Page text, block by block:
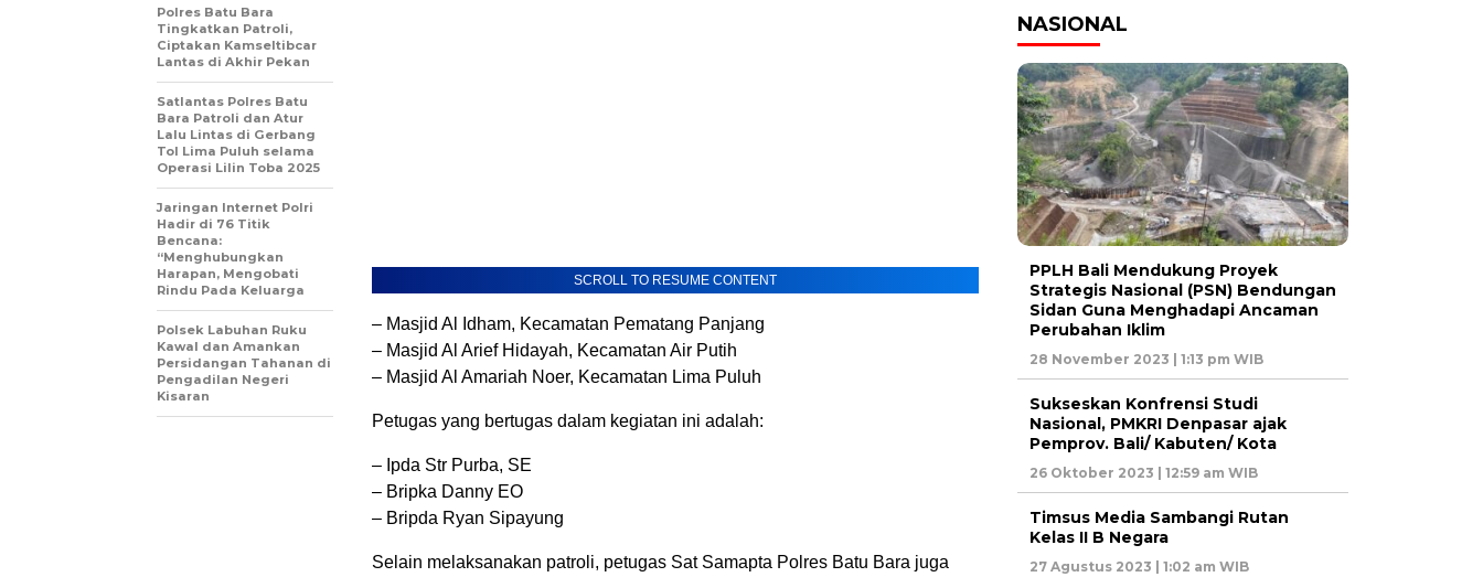
SCROLL TO RESUME CONTENT
– Masjid Al Idham, Kecamatan Pematang Panjang
– Masjid Al Arief Hidayah, Kecamatan Air Putih
– Masjid Al Amariah Noer, Kecamatan Lima Puluh
Petugas yang bertugas dalam kegiatan ini adalah:
– Ipda Str Purba, SE
– Bripka Danny EO
– Bripda Ryan Sipayung
Selain melaksanakan patroli, petugas Sat Samapta Polres Batu Bara juga
Polres Batu Bara
Tingkatkan Patroli,
Ciptakan Kamseltibcar
Lantas di Akhir Pekan
Satlantas Polres Batu
Bara Patroli dan Atur
Lalu Lintas di Gerbang
Tol Lima Puluh selama
Operasi Lilin Toba 2025
‎Jaringan Internet Polri
Hadir di 76 Titik
Bencana:
“Menghubungkan
Harapan, Mengobati
Rindu Pada Keluarga
Polsek Labuhan Ruku
Kawal dan Amankan
Persidangan Tahanan di
Pengadilan Negeri
Kisaran
NASIONAL
PPLH Bali Mendukung Proyek
Strategis Nasional (PSN) Bendungan
Sidan Guna Menghadapi Ancaman
Perubahan Iklim
28 November 2023 | 1:13 pm WIB
Sukseskan Konfrensi Studi
Nasional, PMKRI Denpasar ajak
Pemprov. Bali/ Kabuten/ Kota
26 Oktober 2023 | 12:59 am WIB
Timsus Media Sambangi Rutan
Kelas II B Negara
27 Agustus 2023 | 1:02 am WIB